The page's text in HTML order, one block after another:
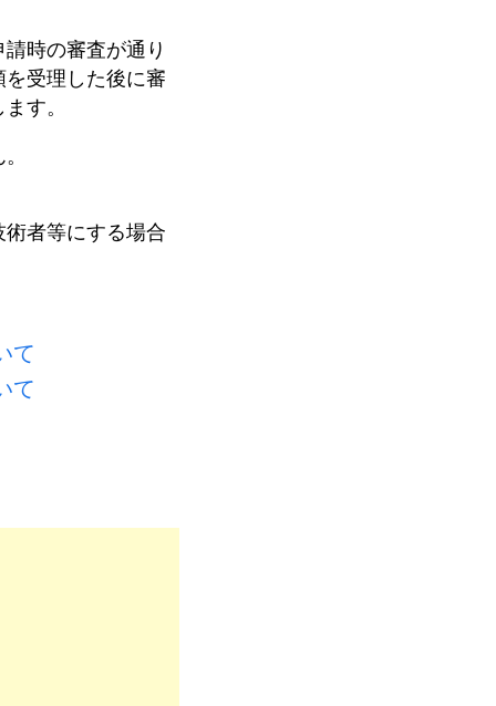
時の審査が通り
受理した後に審
す。
者等にする場合
て
て